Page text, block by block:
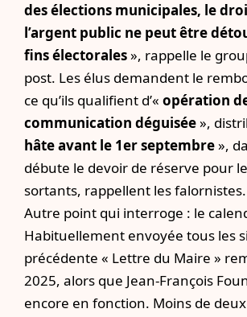
des élections municipales, le
l’argent public ne peut être
fins électorales», rappelle le
post. Les élus demandent le
ce qu’ils qualifient d’« opération
communication déguisée»,
hâte avant le 1er septembre»,
débute le devoir de réserve pour
sortants, rappellent les falornistes.
Autre point qui interroge : le
Habituellement envoyée tous les
précédente « Lettre du Maire »
2025, alors que Jean-François
encore en fonction. Moins de